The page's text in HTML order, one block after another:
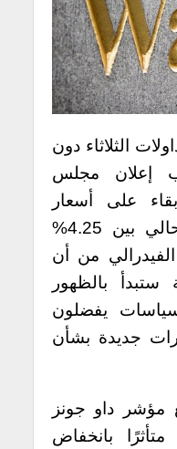
الثلاثاء دون
إعلان مجلس
على أسعار
الفائدة ضمن النطاق الحالي بين 4.25%
من أن
ستبدأ بالظهور
يفضلون
جديدة بشأن
مؤشر داو جونز
بنسبة 0.10% متأثرًا بانخفاض